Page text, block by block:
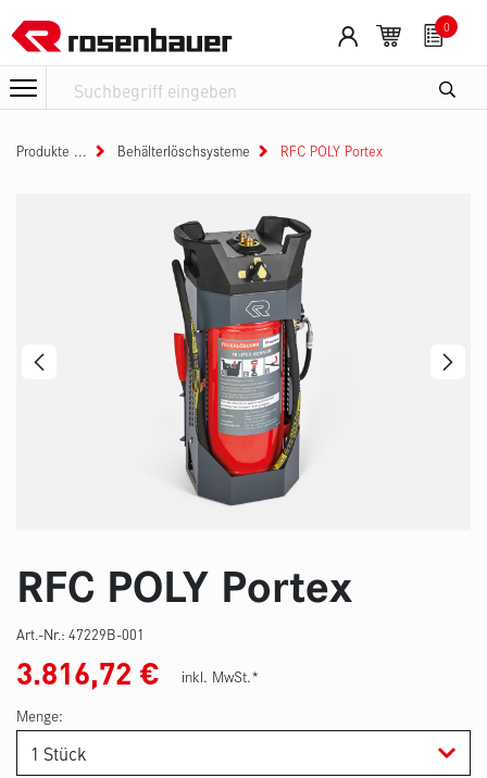
0
Produkte Behälterlöschsysteme RFC POLY Portex
RFC POLY Portex
Art.-Nr.: 47229B-001
3.816,72 €
inkl. MwSt.*
Menge: